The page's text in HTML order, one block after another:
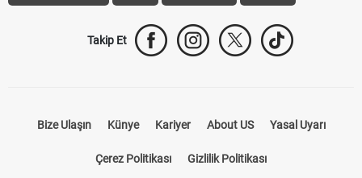
Takip Et
Bize Ulaşın Künye Kariyer About US Yasal Uyarı
Çerez Politikası Gizlilik Politikası